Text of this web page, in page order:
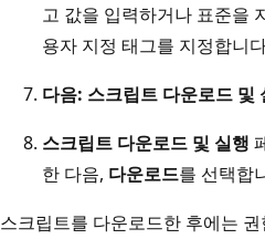
고 값을 입력하거나 표준을
용자 지정 태그를 지정합니
다음: 스크립트 다운로드 및
스크립트 다운로드 및 실행
한 다음, 다운로드를 선택합
스크립트를 다운로드한 후에는